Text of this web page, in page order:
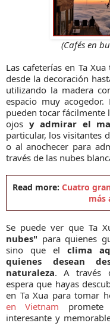
(Cafés en
Las cafeterías en Ta Xua
desde la decoración
utilizando la madera
espacio muy
pueden tocar fácilmente
ojos y admirar el
particular, los visitantes
o al anochecer para
través de las nubes
Read more: Cuatro
más
Se puede ver que Ta
nubes" para quienes
sino que el clima
quienes desean
naturaleza. A través
espera que hayas
en Ta Xua para tomar
en Vietnam
interesante y